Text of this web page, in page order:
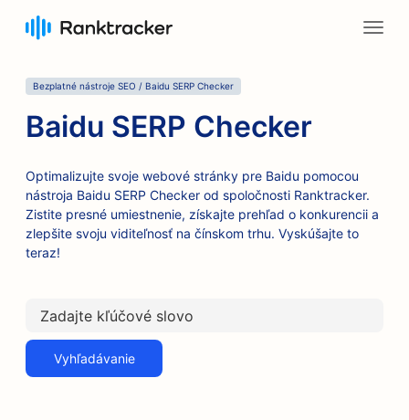
Bezplatné nástroje SEO / Baidu SERP Checker
Baidu SERP Checker
Optimalizujte svoje webové stránky pre Baidu pomocou
nástroja Baidu SERP Checker od spoločnosti Ranktracker.
Zistite presné umiestnenie, získajte prehľad o konkurencii a
zlepšite svoju viditeľnosť na čínskom trhu. Vyskúšajte to
teraz!
Vyhľadávanie